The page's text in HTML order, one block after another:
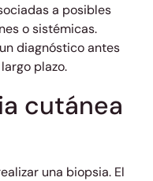
a posibles
o sistémicas.
diagnóstico antes
plazo.
cutánea
una biopsia. El